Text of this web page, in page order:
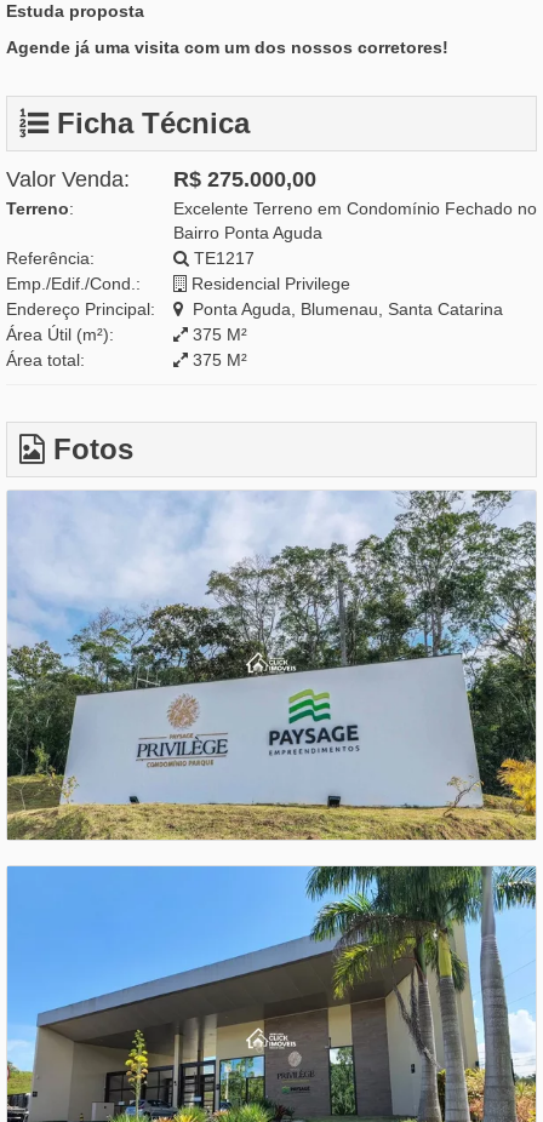
Estuda proposta
Agende já uma visita com um dos nossos corretores!
Ficha Técnica
Valor Venda: R$ 275.000,00
Terreno:
Excelente Terreno em Condomínio Fechado no
Bairro Ponta Aguda
Referência:
TE1217
Emp./Edif./Cond.:
Residencial Privilege
Endereço Principal:
Ponta Aguda, Blumenau, Santa Catarina
Área Útil (m²):
375 M²
Área total:
375 M²
Fotos